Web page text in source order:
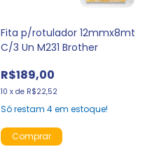
Fita p/rotulador 12mmx8mt
C/3 Un M231 Brother
R$189,00
10 x de R$22,52
Só restam 4em estoque!